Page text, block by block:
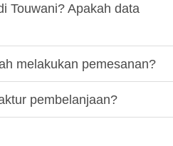
Touwani? Apakah data
melakukan pemesanan?
pembelanjaan?